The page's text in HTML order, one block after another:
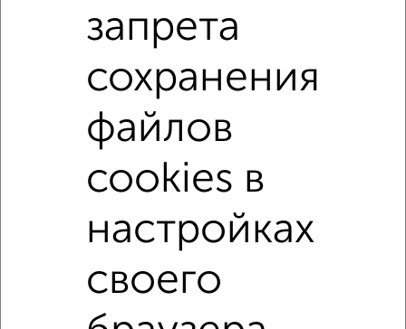
с центральным отоплением Вторичное жилье
с раздельным санузлом Цена до 3 500 000 руб.
В ипотеку с материнским капиталом
С большим балконом
Однокомнатные Двухкомнатные Трехкомнатные
4‑комнатные
В новостройке
В строящемся доме
Контакты Политика конфиденциальности
запрета
сохранения
файлов
cookies в
настройках
своего